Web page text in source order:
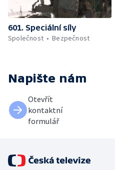
601. Speciální síly
Společnost
Bezpečnost
Napište nám
Otevřít
kontaktní
formulář